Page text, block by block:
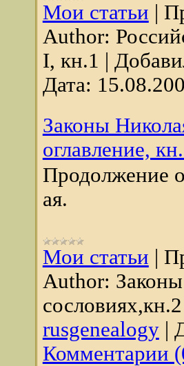
Мои статьи
Author:
I, кн.1
Дата:
Законы
оглавление,
Продолжение
ая.
Мои статьи
Author:
сословиях,кн.2
rusgenealogy|
Комментарии